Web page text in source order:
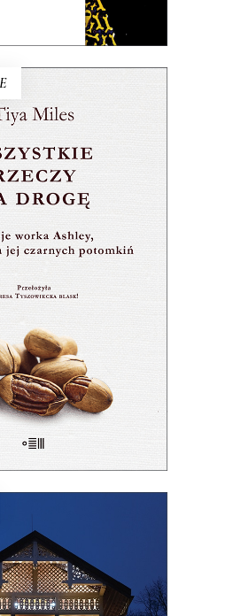
DO KOSZYKA
DO KOSZYKA
RZECZY NA
– świadek historii
ale przede
zł 28.50